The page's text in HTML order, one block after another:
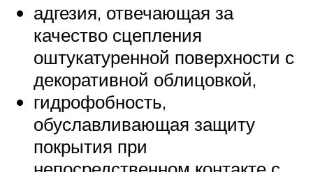
адгезия, отвечающая за
качество сцепления
оштукатуренной поверхности с
декоративной облицовкой,
гидрофобность,
обуславливающая защиту
покрытия при